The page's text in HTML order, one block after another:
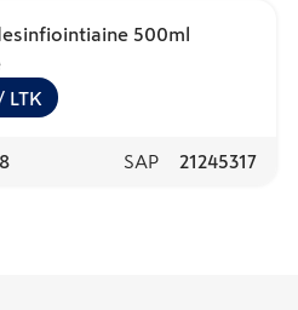
500ml
LTK
SAP 21245317